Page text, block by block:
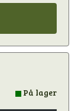
På lager